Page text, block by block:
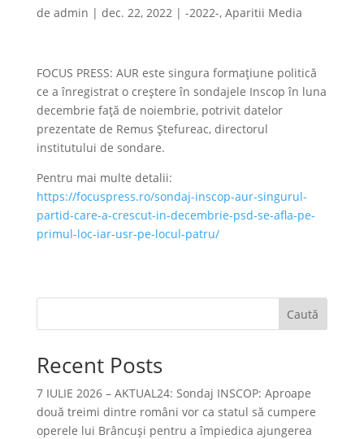
de admin | dec. 22, 2022| -2022-, Aparitii Media
FOCUS PRESS: AUR este singura formațiune politică
ce a înregistrat o creștere în sondajele Inscop în luna
decembrie față de noiembrie, potrivit datelor
prezentate de Remus Ștefureac, directorul
institutului de sondare.
Pentru mai multe detalii:
https://focuspress.ro/sondaj-inscop-aur-singurul-
partid-care-a-crescut-in-decembrie-psd-se-afla-pe-
primul-loc-iar-usr-pe-locul-patru/
Caută
Recent Posts
7 IULIE 2026 – AKTUAL24: Sondaj INSCOP: Aproape
două treimi dintre români vor ca statul să cumpere
operele lui Brâncuşi pentru a împiedica ajungerea